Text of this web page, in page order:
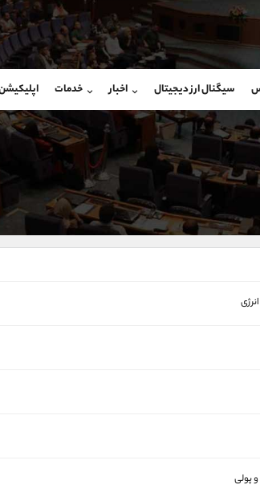
سیگنال ارز دیجیتال اخبار خدمات
پولی
شروع گفتگو
104 داخلی